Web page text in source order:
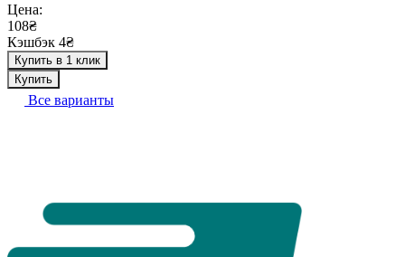
Цена:
108₴
Кэшбэк 4₴
Купить в 1 клик
Купить
Все варианты